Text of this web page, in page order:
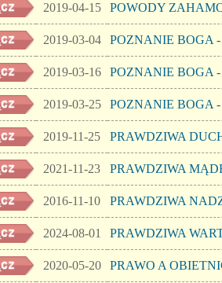
2019-04-15 POWODY
2019-03-04 POZNANIE BOGA
2019-03-16 POZNANIE BOGA
2019-03-25 POZNANIE BOGA
2019-11-25 PRAWDZIWA
2021-11-23 PRAWDZIWA
2016-11-10 PRAWDZIWA
2024-08-01 PRAWDZIWA
2020-05-20 PRAWO A